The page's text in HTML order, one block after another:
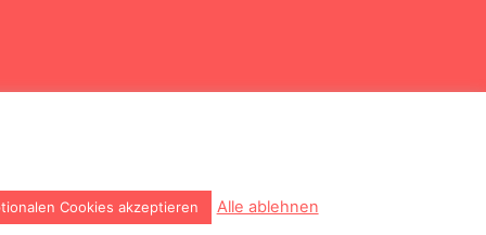
Cookie Richtlinie Datenschutzrichtlinie
Cookies akzeptieren Alle ablehnen